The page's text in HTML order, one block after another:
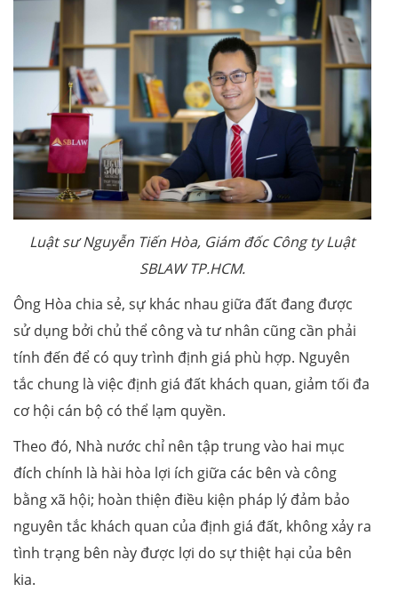
Luật sư Nguyễn Tiến Hòa, Giám đốc Công ty Luật
SBLAW TP.HCM.
Ông Hòa chia sẻ, sự khác nhau giữa đất đang được
sử dụng bởi chủ thể công và tư nhân cũng cần phải
tính đến để có quy trình định giá phù hợp. Nguyên
tắc chung là việc định giá đất khách quan, giảm tối đa
cơ hội cán bộ có thể lạm quyền.
Theo đó, Nhà nước chỉ nên tập trung vào hai mục
đích chính là hài hòa lợi ích giữa các bên và công
bằng xã hội; hoàn thiện điều kiện pháp lý đảm bảo
nguyên tắc khách quan của định giá đất, không xảy ra
tình trạng bên này được lợi do sự thiệt hại của bên
kia.